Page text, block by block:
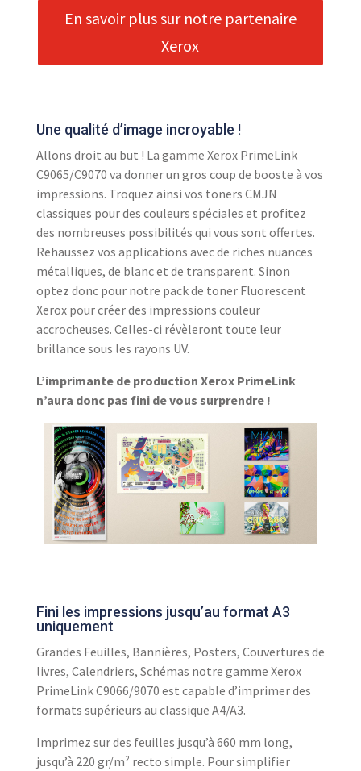
En savoir plus sur notre partenaire
Xerox
Une qualité d’image incroyable !
Allons droit au but ! La gamme Xerox PrimeLink
C9065/C9070 va donner un gros coup de booste à vos
impressions. Troquez ainsi vos toners CMJN
classiques pour des couleurs spéciales et profitez
des nombreuses possibilités qui vous sont offertes.
Rehaussez vos applications avec de riches nuances
métalliques, de blanc et de transparent. Sinon
optez donc pour notre pack de toner Fluorescent
Xerox pour créer des impressions couleur
accrocheuses. Celles-ci révèleront toute leur
brillance sous les rayons UV.
L’imprimante de production Xerox PrimeLink
n’aura donc pas fini de vous surprendre !
Fini les impressions jusqu’au format A3
uniquement
Grandes Feuilles, Bannières, Posters, Couvertures de
livres, Calendriers, Schémas notre gamme Xerox
PrimeLink C9066/9070 est capable d’imprimer des
formats supérieurs au classique A4/A3.
Imprimez sur des feuilles jusqu’à 660 mm long,
jusqu’à 220 gr/m² recto simple. Pour simplifier